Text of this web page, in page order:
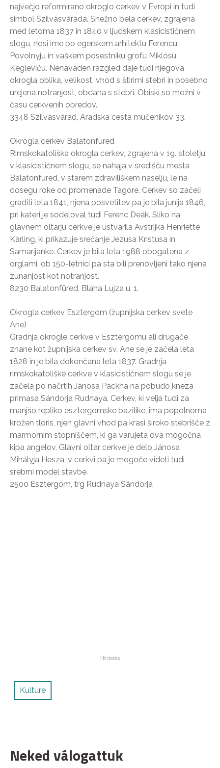
največjo reformirano okroglo cerkev v Evropi in tudi
simbol Szilvásvárada. Snežno bela cerkev, zgrajena
med letoma 1837 in 1840 v ljudskem klasicističnem
slogu, nosi ime po egerskem arhitektu Ferencu
Povolnyju in vaškem posestniku grofu Miklósu
Kegleviču. Nenavaden razgled daje tudi njegova
okrogla oblika, velikost, vhod s štirimi stebri in posebno
urejena notranjost, obdana s stebri. Obiski so možni v
času cerkvenih obredov.
3348 Szilvásvárad, Aradska cesta mučenikov 33.
Okrogla cerkev Balatonfüred
Rimskokatoliška okrogla cerkev, zgrajena v 19. stoletju
v klasicističnem slogu, se nahaja v središču mesta
Balatonfüred, v starem zdraviliškem naselju, le na
dosegu roke od promenade Tagore. Cerkev so začeli
graditi leta 1841, njena posvetitev pa je bila junija 1846,
pri kateri je sodeloval tudi Ferenc Deák. Sliko na
glavnem oltarju cerkve je ustvarila Avstrijka Henriette
Kärling, ki prikazuje srečanje Jezusa Kristusa in
Samarijanke. Cerkev je bila leta 1988 obogatena z
orglami, ob 150-letnici pa sta bili prenovljeni tako njena
zunanjost kot notranjost.
8230 Balatonfüred, Blaha Lujza u. 1.
Okrogla cerkev Esztergom (župnijska cerkev svete
Ane)
Gradnja okrogle cerkve v Esztergomu ali drugače
znane kot župnijska cerkev sv. Ane se je začela leta
1828 in je bila dokončana leta 1837. Gradnja
rimskokatoliške cerkve v klasicističnem slogu se je
začela po načrtih Jánosa Packha na pobudo kneza
primasa Sándorja Rudnaya. Cerkev, ki velja tudi za
manjšo repliko esztergomske bazilike, ima popolnoma
krožen tloris, njen glavni vhod pa krasi široko stebrišče z
marmornim stopniščem, ki ga varujeta dva mogočna
kipa angelov. Glavni oltar cerkve je delo Jánosa
Mihályja Hesza, v cerkvi pa je mogoče videti tudi
srebrni model stavbe.
2500 Esztergom, trg Rudnaya Sándorja
Kulture
Neked válogattuk